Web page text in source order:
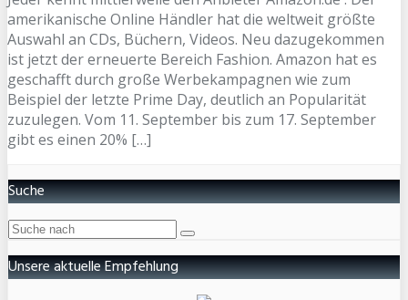
amerikanische Online Händler hat die weltweit größte
Auswahl an CDs, Büchern, Videos. Neu dazugekommen
ist jetzt der erneuerte Bereich Fashion. Amazon hat es
geschafft durch große Werbekampagnen wie zum
Beispiel der letzte Prime Day, deutlich an Popularität
zuzulegen. Vom 11. September bis zum 17. September
gibt es einen 20% […]
Suche
Unsere aktuelle Empfehlung